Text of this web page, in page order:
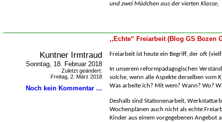
und zwei Mädchen aus der vierten Klasse;
,,Echte“ Freiarbeit (Blog GS Bozen
Kuntner Irmtraud
Sonntag, 18. Februar 2018
Zuletzt geändert:
Freitag, 2. März 2018
Noch kein Kommentar ...
Freiarbeit ist heute ein Begriff, der oft
In unserem reformpädagogischen
solche, wenn alle Aspekte derselben vom
Was arbeite ich? Mit wem? Wann? Wo?
Deshalb sind Stationenarbeit,
Wochenplänen auch nicht als echte
Kinder aus einem vorgegebenen Angebot